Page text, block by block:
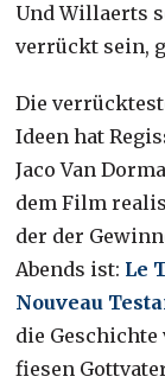
Und Willaerts
verrückt sein,
Die
Ideen hat
Jaco Van
dem Film
der der
Abends ist: Le
Nouveau
die Geschichte
fiesen